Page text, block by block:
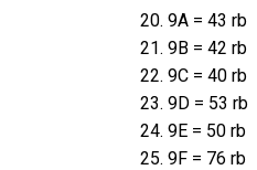
9A = 43 rb
9B = 42 rb
9C = 40 rb
9D = 53 rb
9E = 50 rb
9F = 76 rb